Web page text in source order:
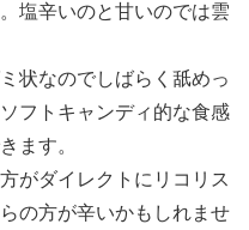
塩辛いのと甘いのでは雲
状なのでしばらく舐めっ
フトキャンディ的な食感
ます。
がダイレクトにリコリス
の方が辛いかもしれませ